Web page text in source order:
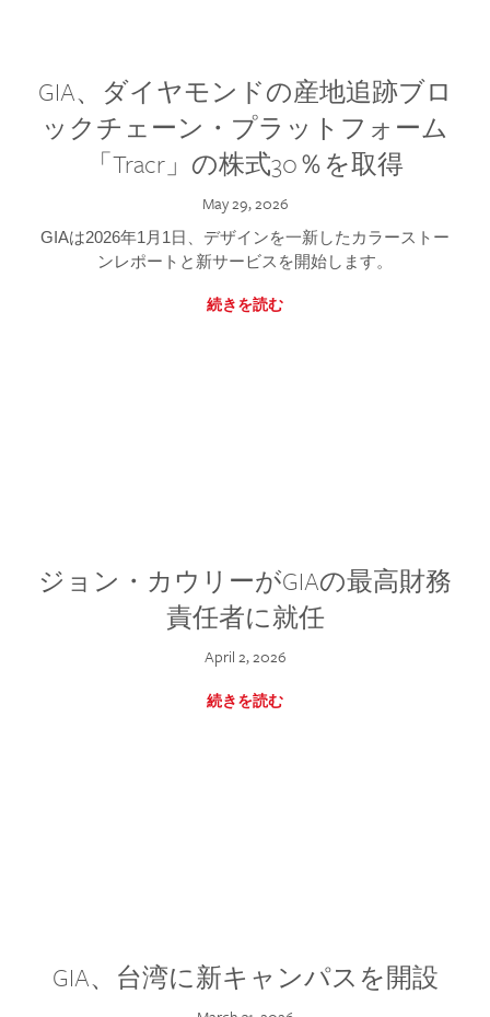
GIA、ダイヤモンドの産地追跡ブロ
ックチェーン・プラットフォーム
「Tracr」の株式30％を取得
May 29, 2026
GIAは2026年1月1日、デザインを一新したカラーストー
ンレポートと新サービスを開始します。
続きを読む
ジョン・カウリーがGIAの最高財務
責任者に就任
April 2, 2026
続きを読む
GIA、台湾に新キャンパスを開設